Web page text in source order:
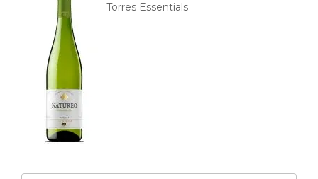
Torres Essentials